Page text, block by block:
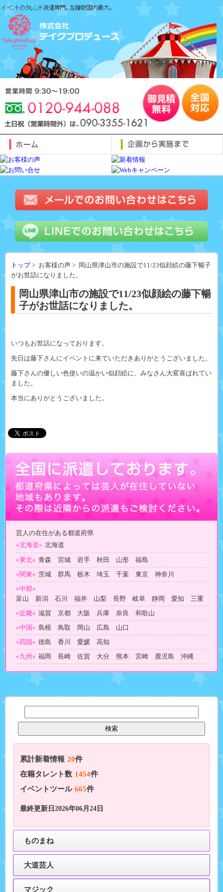
トップ> お客様の声 > 岡山県津山市の施設で11/23似顔絵の藤下暢子
がお世話になりました。
岡山県津山市の施設で11/23似顔絵の藤下暢
子がお世話になりました。
いつもお世話になっております。
先日は藤下さんにイベントに来ていただきありがとうございました。
藤下さんの優しい色使いの温かい似顔絵に、みなさん大変喜ばれてい
ました。
本当にありがとうございました。
芸人の在住がある都道府県
«北海道» 北海道
«東北» 青森 宮城 岩手 秋田 山形 福島
«関東» 茨城 群馬 栃木 埼玉 千葉 東京 神奈川
«中部»
富山 新潟 石川 福井 山梨 長野 岐阜 静岡 愛知 三重
«近畿» 滋賀 京都 大阪 兵庫 奈良 和歌山
«中国» 島根 鳥取 岡山 広島 山口
«四国» 徳島 香川 愛媛 高知
«九州» 福岡 長崎 佐賀 大分 熊本 宮崎 鹿児島 沖縄
累計新着情報 20件
在籍タレント数 1454件
イベントツール 665件
最終更新日2026年06月24日
ものまね
大道芸人
マジック